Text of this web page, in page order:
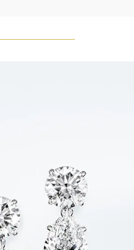
れた最
一無二
あるた
トおよ
に異な